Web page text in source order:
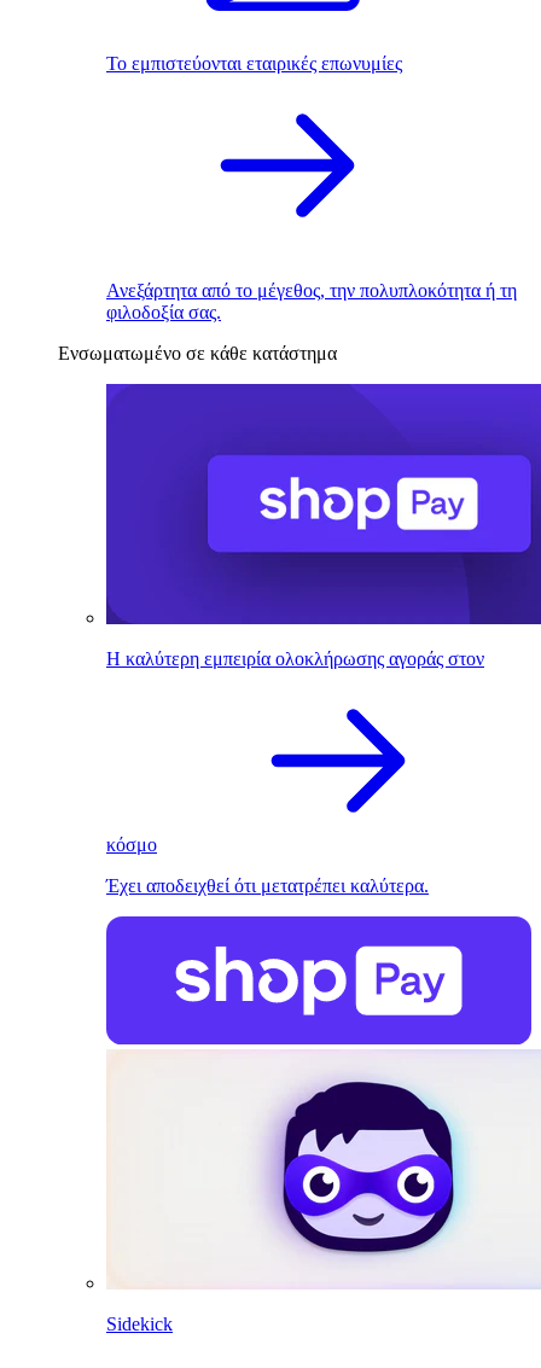
Το εμπιστεύονται εταιρικές επωνυμίες
Ανεξάρτητα από το μέγεθος, την πολυπλοκότητα ή τη
φιλοδοξία σας.
Ενσωματωμένο σε κάθε κατάστημα
Η καλύτερη εμπειρία ολοκλήρωσης αγοράς στον
κόσμο
Έχει αποδειχθεί ότι μετατρέπει καλύτερα.
Sidekick